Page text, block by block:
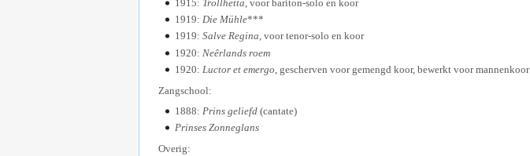
1915: Trollhetta , voor bariton-solo en koor
1919: Die Mühle***
1919: Salve Regina, voor tenor-solo en koor
1920: Neêrlands roem
1920: Luctor et emergo, gescherven voor gemengd koor, bewerkt voor mannenkoor
Zangschool:
1888: Prins geliefd(cantate)
Prinses Zonneglans
Overig: